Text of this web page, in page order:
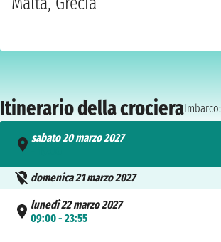
Itinerario della crocieraImbarco:
sabato 20 marzo 2027
domenica 21 marzo 2027
lunedì 22 marzo 2027
09:00 - 23:55